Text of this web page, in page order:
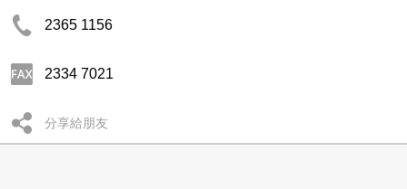
2365 1156
2334 7021
分享給朋友